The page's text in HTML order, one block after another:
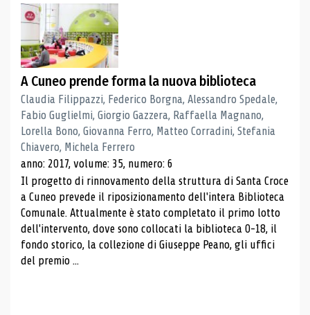
A Cuneo prende forma la nuova biblioteca
Claudia Filippazzi, Federico Borgna, Alessandro Spedale,
Fabio Guglielmi, Giorgio Gazzera, Raffaella Magnano,
Lorella Bono, Giovanna Ferro, Matteo Corradini, Stefania
Chiavero, Michela Ferrero
anno: 2017, volume: 35, numero: 6
Il progetto di rinnovamento della struttura di Santa Croce
a Cuneo prevede il riposizionamento dell'intera Biblioteca
Comunale. Attualmente è stato completato il primo lotto
dell'intervento, dove sono collocati la biblioteca 0-18, il
fondo storico, la collezione di Giuseppe Peano, gli uffici
del premio ...